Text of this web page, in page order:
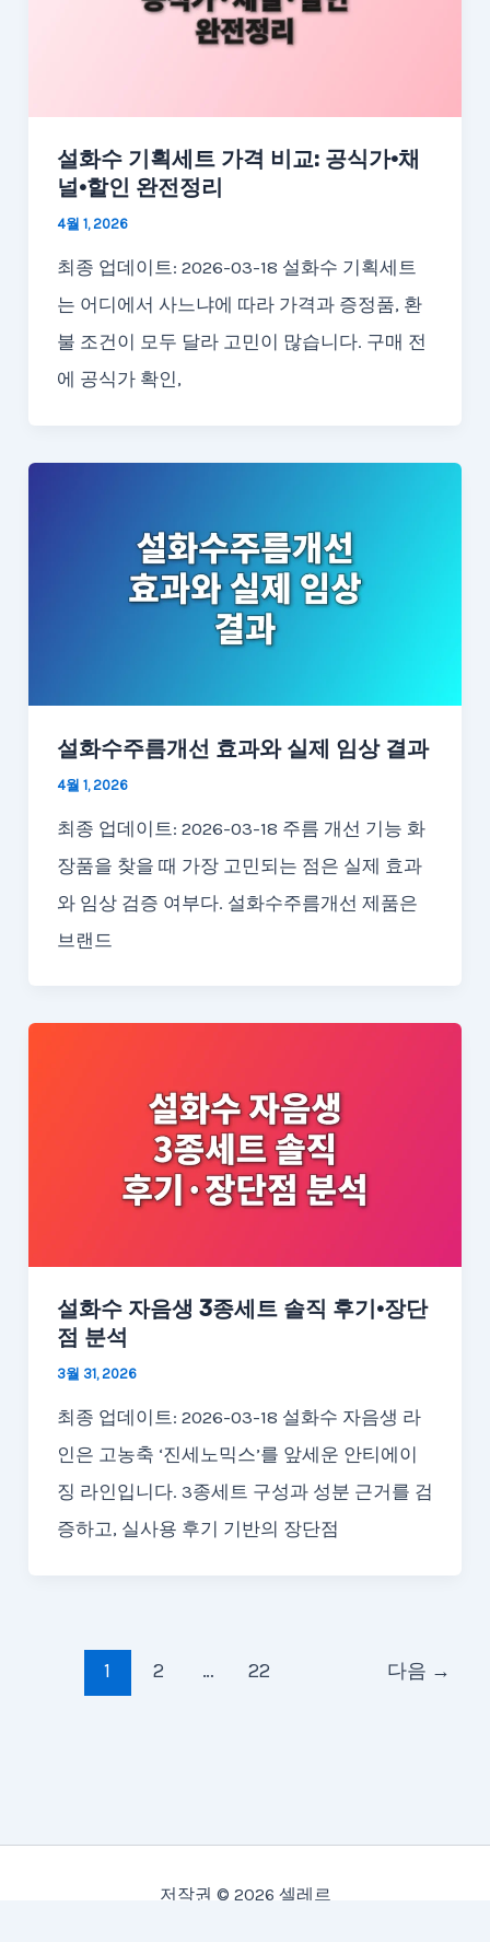
설화수 기획세트 가격 비교: 공식가·채
널·할인 완전정리
4월 1, 2026
최종 업데이트: 2026-03-18 설화수 기획세트
는 어디에서 사느냐에 따라 가격과 증정품, 환
불 조건이 모두 달라 고민이 많습니다. 구매 전
에 공식가 확인,
설화수주름개선 효과와 실제 임상 결과
4월 1, 2026
최종 업데이트: 2026-03-18 주름 개선 기능 화
장품을 찾을 때 가장 고민되는 점은 실제 효과
와 임상 검증 여부다. 설화수주름개선 제품은
브랜드
설화수 자음생 3종세트 솔직 후기·장단
점 분석
3월 31, 2026
최종 업데이트: 2026-03-18 설화수 자음생 라
인은 고농축 ‘진세노믹스’를 앞세운 안티에이
징 라인입니다. 3종세트 구성과 성분 근거를 검
증하고, 실사용 후기 기반의 장단점
1 2 … 22 다음 →
저작권 © 2026 셀레르